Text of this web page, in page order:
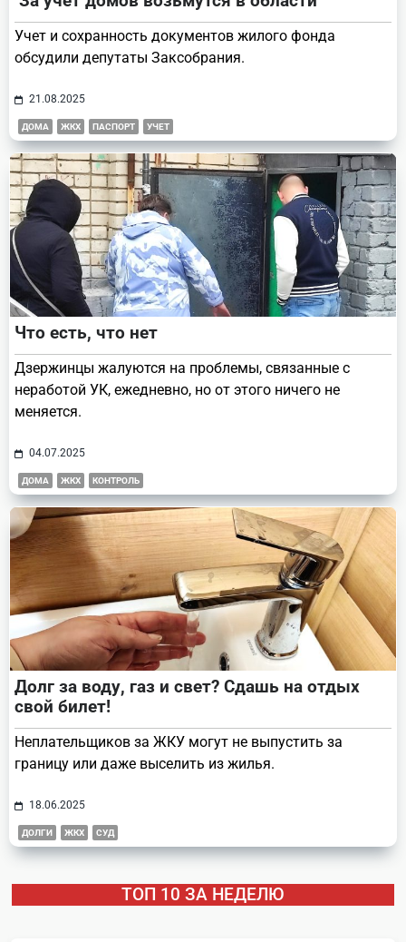
Учет и сохранность документов жилого фонда
обсудили депутаты Заксобрания.
21.08.2025
ДОМА ЖКХ ПАСПОРТ УЧЕТ
Что есть, что нет
Дзержинцы жалуются на проблемы, связанные с
неработой УК, ежедневно, но от этого ничего не
меняется.
04.07.2025
ДОМА ЖКХ КОНТРОЛЬ
Долг за воду, газ и свет? Сдашь на отдых
свой билет!
Неплательщиков за ЖКУ могут не выпустить за
границу или даже выселить из жилья.
18.06.2025
ДОЛГИ ЖКХ СУД
ТОП 10 ЗА НЕДЕЛЮ